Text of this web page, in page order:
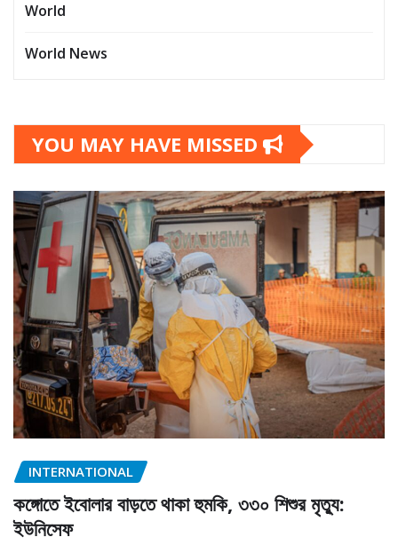
World
World News
YOU MAY HAVE MISSED
INTERNATIONAL
কঙ্গোতে ইবোলার বাড়তে থাকা হুমকি, ৩৩০ শিশুর মৃত্যু:
ইউনিসেফ